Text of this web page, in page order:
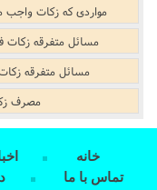
مواردی که زکات واجب
مسائل متفرقه زکات
مسائل متفرقه
مصرف
خانه
تماس با ما